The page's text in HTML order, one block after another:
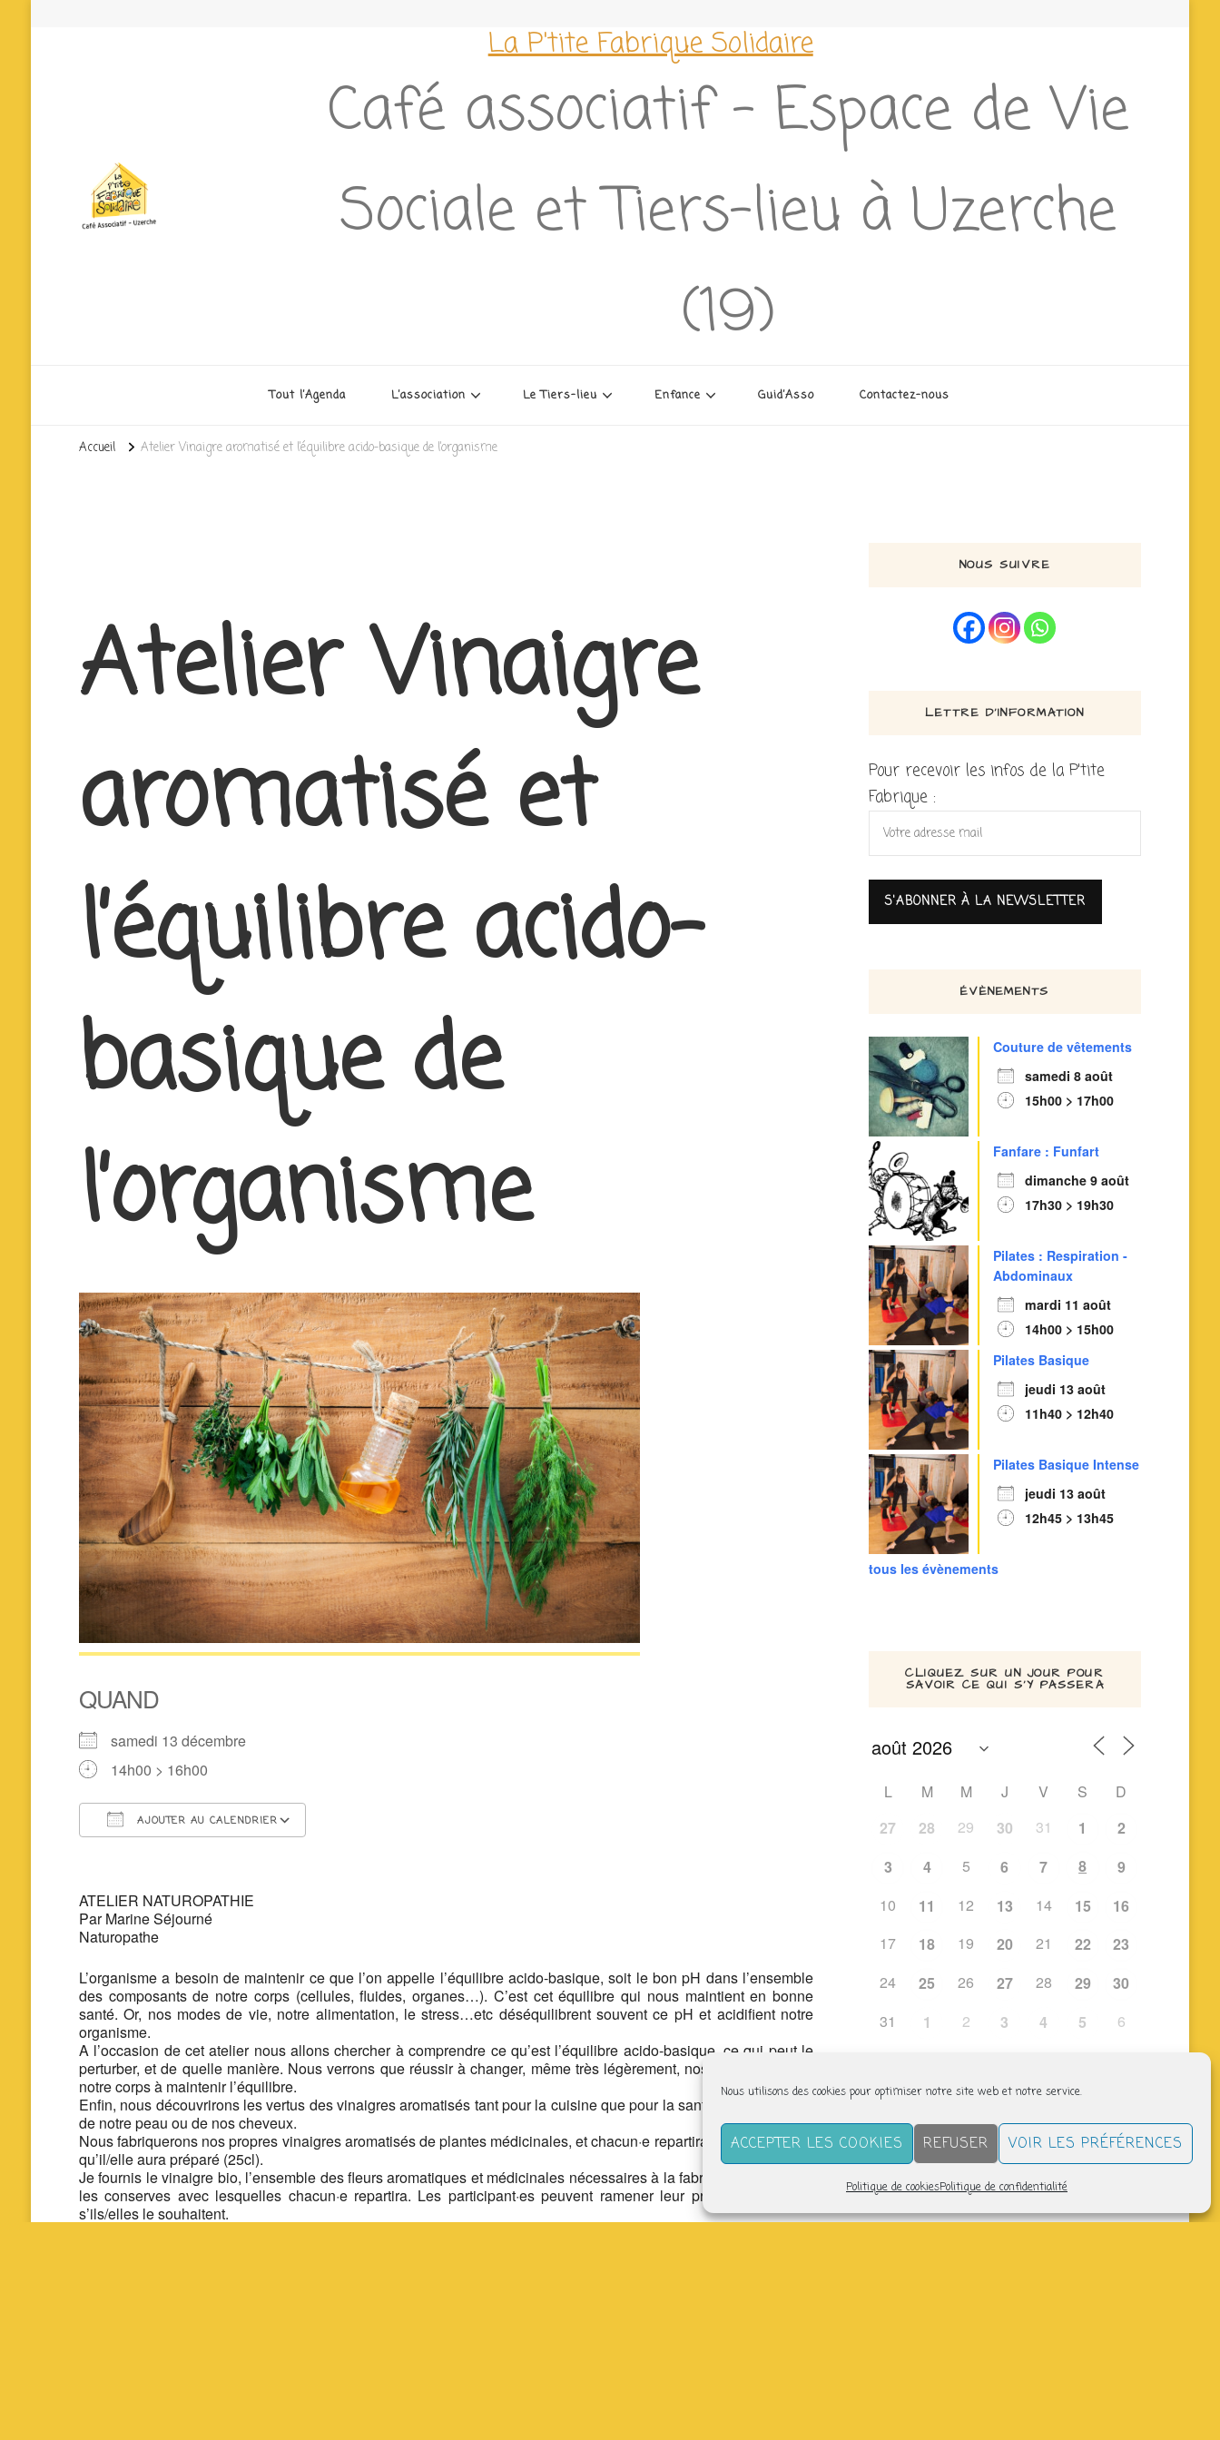
Nous utilisons des cookies pour optimiser notre site web et notre service.
ACCEPTER LES COOKIES REFUSER VOIR LES PRÉFÉRENCES
Politique de cookiesPolitique de confidentialité
La P'tite Fabrique Solidaire
Café associatif – Espace de Vie
Sociale et Tiers-lieu à Uzerche
(19)
Tout l’Agenda L’association Le Tiers-lieu Enfance Guid’Asso Contactez-nous
Accueil Atelier Vinaigre aromatisé et l’équilibre acido-basique de l’organisme
Atelier Vinaigre
aromatisé et
l’équilibre acido-
basique de
l’organisme
QUAND
samedi 13 décembre
14h00 > 16h00
AJOUTER AU CALENDRIER
ATELIER NATUROPATHIE
Par Marine Séjourné
Naturopathe
L’organisme a besoin de maintenir ce que l’on appelle l’équilibre acido-basique, soit le bon pH dans l’ensemble
des composants de notre corps (cellules, fluides, organes…). C’est cet équilibre qui nous maintient en bonne
santé. Or, nos modes de vie, notre alimentation, le stress…etc déséquilibrent souvent ce pH et acidifient notre
organisme.
A l’occasion de cet atelier nous allons chercher à comprendre ce qu’est l’équilibre acido-basique, ce qui peut le
perturber, et de quelle manière. Nous verrons que réussir à changer, même très légèrement, nos habitudes, aide
notre corps à maintenir l’équilibre.
Enfin, nous découvrirons les vertus des vinaigres aromatisés tant pour la cuisine que pour la santé de notre corps,
de notre peau ou de nos cheveux.
Nous fabriquerons nos propres vinaigres aromatisés de plantes médicinales, et chacun·e repartira avec le vinaigre
qu’il/elle aura préparé (25cl).
Je fournis le vinaigre bio, l’ensemble des fleurs aromatiques et médicinales nécessaires à la fabrication, ainsi que
les conserves avec lesquelles chacun·e repartira. Les participant·es peuvent ramener leur propres conserves
s’ils/elles le souhaitent.
NOUS SUIVRE
LETTRE D’INFORMATION
Pour recevoir les infos de la P'tite
Fabrique :
ÉVÈNEMENTS
Couture de vêtements
samedi 8 août
15h00 > 17h00
Fanfare : Funfart
dimanche 9 août
17h30 > 19h30
Pilates : Respiration -
Abdominaux
mardi 11 août
14h00 > 15h00
Pilates Basique
jeudi 13 août
11h40 > 12h40
Pilates Basique Intense
jeudi 13 août
12h45 > 13h45
tous les évènements
CLIQUEZ SUR UN JOUR POUR
SAVOIR CE QUI S’Y PASSERA
L M M J V S
D
27
28 29 30 31 1
2
3
4 5 6 7 8
9
10
11 12 13 14 15
16
17
18 19 20 21 22
23
24
25 26 27 28 29
30
31
1 2 3 4 5 6